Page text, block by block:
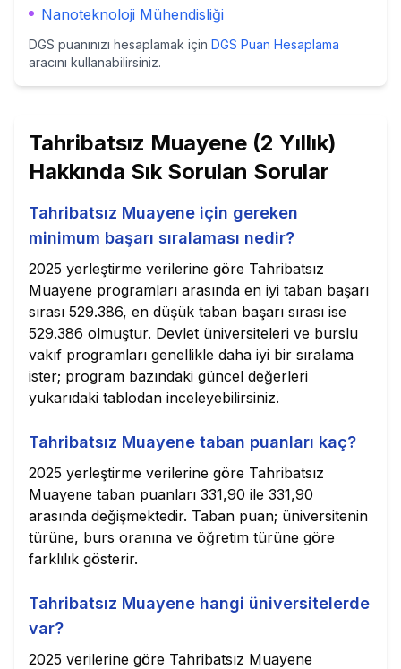
Nanoteknoloji Mühendisliği
DGS puanınızı hesaplamak için DGS Puan Hesaplama
aracını kullanabilirsiniz.
Tahribatsız Muayene (2 Yıllık)
Hakkında Sık Sorulan Sorular
Tahribatsız Muayene için gereken
minimum başarı sıralaması nedir?
2025 yerleştirme verilerine göre Tahribatsız
Muayene programları arasında en iyi taban başarı
sırası 529.386, en düşük taban başarı sırası ise
529.386 olmuştur. Devlet üniversiteleri ve burslu
vakıf programları genellikle daha iyi bir sıralama
ister; program bazındaki güncel değerleri
yukarıdaki tablodan inceleyebilirsiniz.
Tahribatsız Muayene taban puanları kaç?
2025 yerleştirme verilerine göre Tahribatsız
Muayene taban puanları 331,90 ile 331,90
arasında değişmektedir. Taban puan; üniversitenin
türüne, burs oranına ve öğretim türüne göre
farklılık gösterir.
Tahribatsız Muayene hangi üniversitelerde
var?
2025 verilerine göre Tahribatsız Muayene